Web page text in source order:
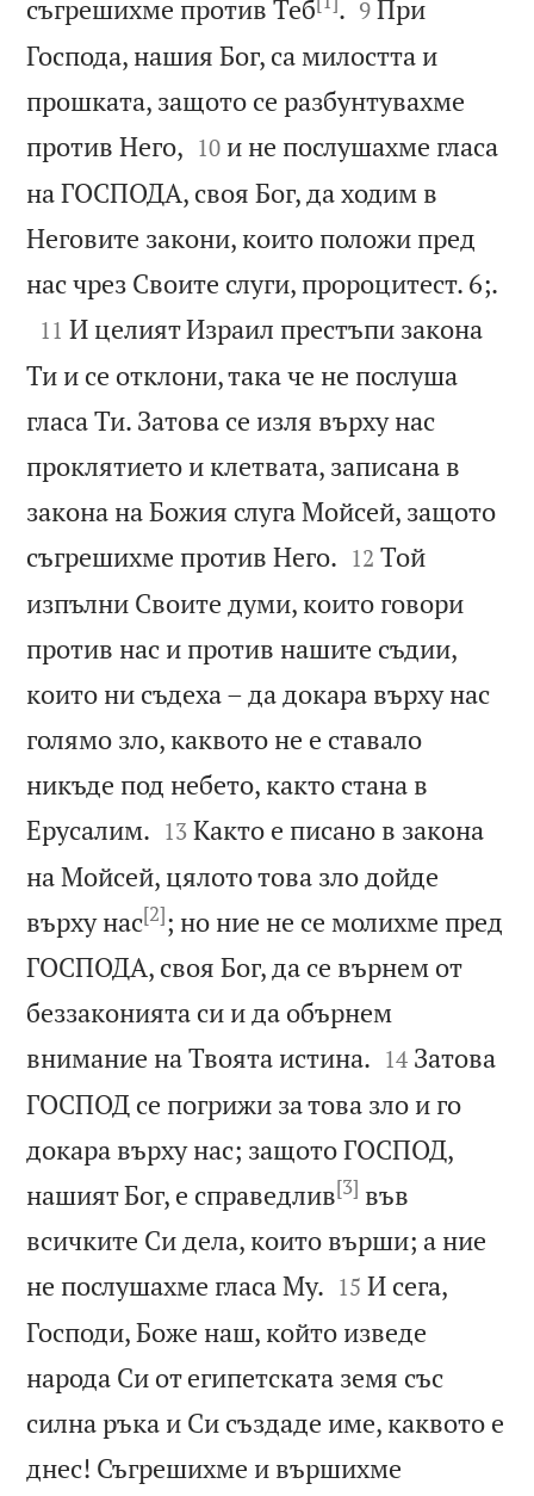
съгрешихме против Теб
. 

9 При
Господа, нашия Бог, са милостта и
прошката, защото се разбунтувахме
против Него, 

10 и не послушахме гласа
на ГОСПОДА, своя Бог, да ходим в
Неговите закони, които положи пред
нас чрез Своите слуги, пророцитест. 6;.

11 И целият Израил престъпи закона
Ти и се отклони, така че не послуша
гласа Ти. Затова се изля върху нас
проклятието и клетвата, записана в
закона на Божия слуга Мойсей, защото
съгрешихме против Него. 

12 Той
изпълни Своите думи, които говори
против нас и против нашите съдии,
които ни съдеха – да докара върху нас
голямо зло, каквото не е ставало
никъде под небето, както стана в
Ерусалим. 

13 Както е писано в закона
на Мойсей, цялото това зло дойде
върху нас[2]; но ние не се молихме пред
ГОСПОДА, своя Бог, да се върнем от
беззаконията си и да обърнем
внимание на Твоята истина. 

14 Затова
ГОСПОД се погрижи за това зло и го
докара върху нас; защото ГОСПОД,
нашият Бог, е справедлив[3] във
всичките Си дела, които върши; а ние
не послушахме гласа Му. 

15 И сега,
Господи, Боже наш, който изведе
народа Си от египетската земя със
силна ръка и Си създаде име, каквото е
днес! Съгрешихме и вършихме